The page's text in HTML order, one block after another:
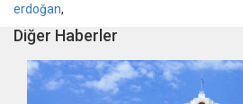
erdoğan,
Diğer Haberler